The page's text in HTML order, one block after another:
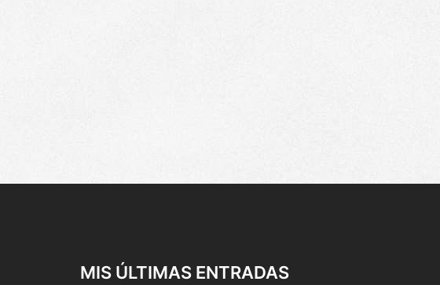
MIS ÚLTIMAS ENTRADAS